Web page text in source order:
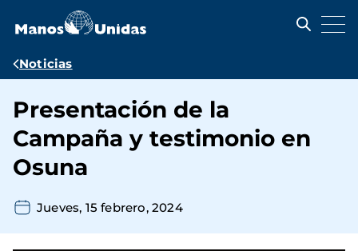
contenido
Ruta
navegación
Noticias
Presentación de la
Campaña y testimonio en
Osuna
Jueves, 15 febrero, 2024